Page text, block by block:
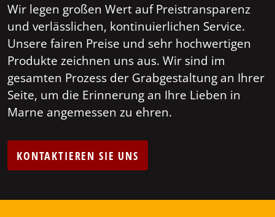
Wir legen großen Wert auf Preistransparenz
und verlässlichen, kontinuierlichen Service.
Unsere fairen Preise und sehr hochwertigen
Produkte zeichnen uns aus. Wir sind im
gesamten Prozess der Grabgestaltung an Ihrer
Seite, um die Erinnerung an Ihre Lieben in
Marne angemessen zu ehren.
KONTAKTIEREN SIE UNS